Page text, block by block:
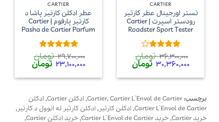
CARTIER
تستر اورجینال عطر کارتیر
رودستر اسپرت | Cartier
Roadster Sport Tester
امتیاز4
از 5
36,300,000 تومان
قیمت
اصلی
36,300,000 تومان
بود.
30,360,000 تومان
30,360,000 تومان
است.
CARTIER
عطر ادکلن کارتیر پاشا د
کارتیر پارفوم | Cartier
Pasha de Cartier Parfum
امتیاز5از
5
29,700,000 تومان
قیمت
اصلی
29,700,000 تومان
بود.
23,100,000 تومان
است.
برچسب: Cartier,Cartier L`Envol de Cartier
, ادکلن Cartier , ادکلن
Cartier L`Envol de Cartier
, ادکلن کارتیر, ادکلن کارتیر له انوول د کارتیر,
خرید Cartier
,خرید Cartier L`Envol de Cartier ,خرید ادکلن Cartier
,